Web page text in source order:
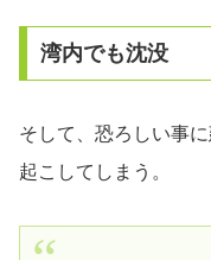
湾内でも沈没
そして、恐ろしい事
起こしてしまう。